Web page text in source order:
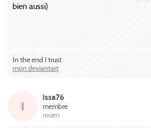
bien aussi)
In the end I trust
mon deviantart
I
issa76
membre
rouen